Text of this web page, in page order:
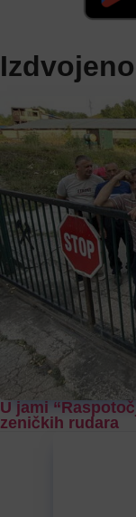
Izdvojeno
U jami
zeničkih rudara